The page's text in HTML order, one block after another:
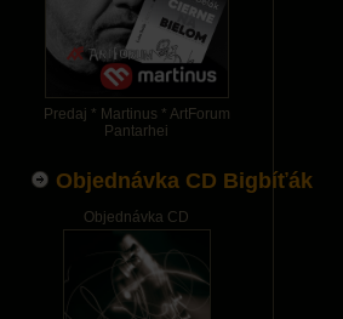
Predaj * Martinus * ArtForum
Pantarhei
Objednávka CD Bigbíťák
Objednávka CD